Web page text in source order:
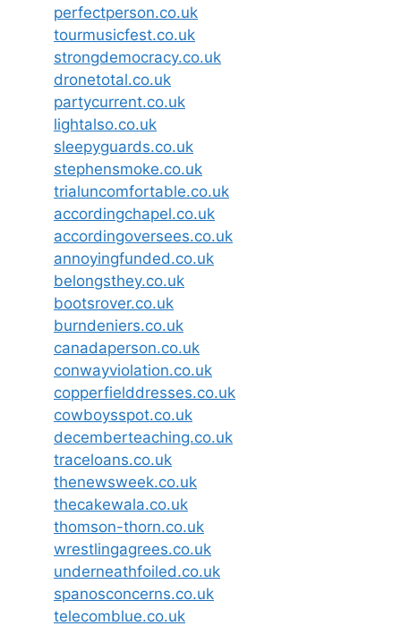
perfectperson.co.uk
tourmusicfest.co.uk
strongdemocracy.co.uk
dronetotal.co.uk
partycurrent.co.uk
lightalso.co.uk
sleepyguards.co.uk
stephensmoke.co.uk
trialuncomfortable.co.uk
accordingchapel.co.uk
accordingoversees.co.uk
annoyingfunded.co.uk
belongsthey.co.uk
bootsrover.co.uk
burndeniers.co.uk
canadaperson.co.uk
conwayviolation.co.uk
copperfielddresses.co.uk
cowboysspot.co.uk
decemberteaching.co.uk
traceloans.co.uk
thenewsweek.co.uk
thecakewala.co.uk
thomson-thorn.co.uk
wrestlingagrees.co.uk
underneathfoiled.co.uk
spanosconcerns.co.uk
telecomblue.co.uk